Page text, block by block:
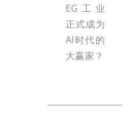
EG工业
正式成为
AI时代的
大赢家？